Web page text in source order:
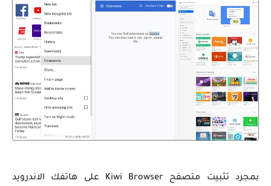
بمجرد تثبيت متصفح Kiwi Browser على هاتفك الاندرويد